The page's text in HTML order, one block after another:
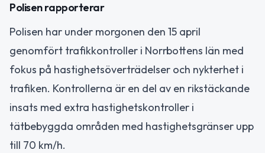
Polisen rapporterar
Polisen har under morgonen den 15 april
genomfört trafikkontroller i Norrbottens län med
fokus på hastighetsöverträdelser och nykterhet i
trafiken. Kontrollerna är en del av en rikstäckande
insats med extra hastighetskontroller i
tätbebyggda områden med hastighetsgränser upp
till 70 km/h.